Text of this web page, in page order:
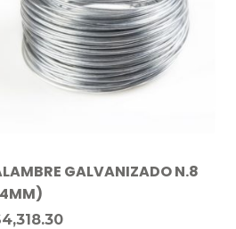
GALVANIZADO N.8
4,318.30